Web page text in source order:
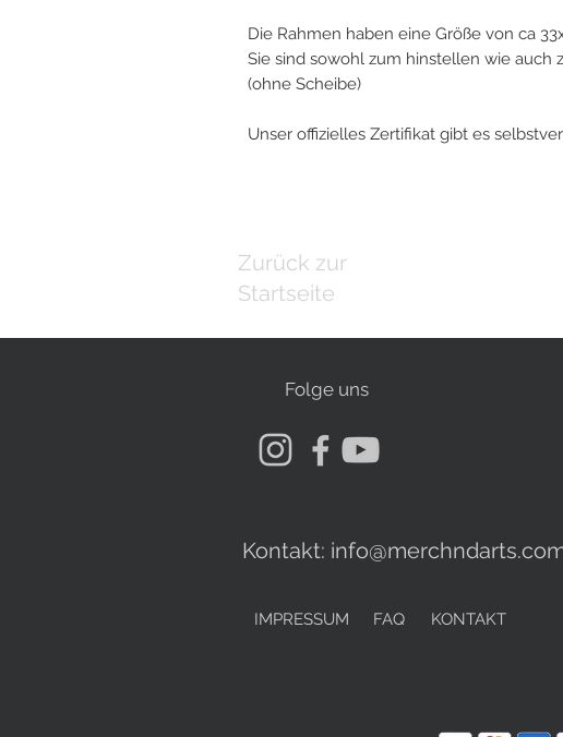
Die Rahmen haben eine Größe von ca
Sie sind sowohl zum hinstellen wie auch
(ohne Scheibe)
Unser offizielles Zertifikat gibt es
Zurück zur
Startseite
Folge uns
Kontakt:
IMPRESSUM FAQ KONTAKT